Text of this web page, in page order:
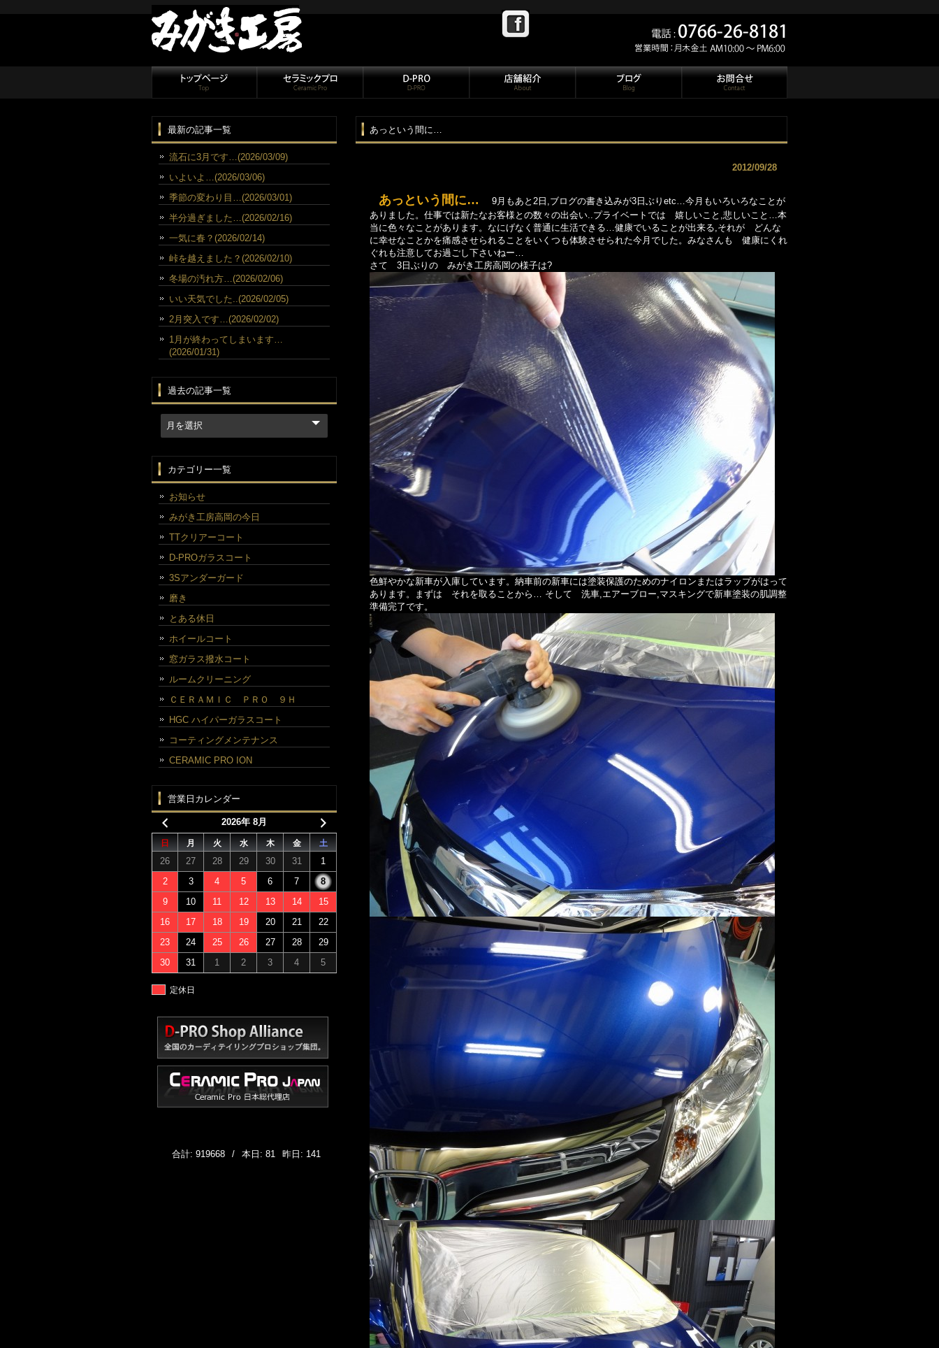
あっという間に…
2012/09/28
あっという間に…
9月もあと2日,ブログの書き込みが3日ぶりetc…今月もいろいろなことが
ありました。仕事では新たなお客様との数々の出会い..プライベートでは 嬉しいこと,悲しいこと…本
当に色々なことがあります。なにげなく普通に生活できる…健康でいることが出来る,それが どんな
に幸せなことかを痛感させられることをいくつも体験させられた今月でした。みなさんも 健康にくれ
ぐれも注意してお過ごし下さいねー…
さて 3日ぶりの みがき工房高岡の様子は?
色鮮やかな新車が入庫しています。納車前の新車には塗装保護のためのナイロンまたはラップがはって
あります。まずは それを取ることから… そして 洗車,エアーブロー,マスキングで新車塗装の肌調整
準備完了です。
最新の記事一覧
流石に3月です…(2026/03/09)
いよいよ…(2026/03/06)
季節の変わり目…(2026/03/01)
半分過ぎました…(2026/02/16)
一気に春？(2026/02/14)
峠を越えました？(2026/02/10)
冬場の汚れ方…(2026/02/06)
いい天気でした..(2026/02/05)
2月突入です…(2026/02/02)
1月が終わってしまいます…
(2026/01/31)
過去の記事一覧
カテゴリー一覧
お知らせ
みがき工房高岡の今日
TTクリアーコート
D-PROガラスコート
3Sアンダーガード
磨き
とある休日
ホイールコート
窓ガラス撥水コート
ルームクリーニング
ＣＥＲＡＭＩＣ ＰＲＯ ９Ｈ
HGC ハイパーガラスコート
コーティングメンテナンス
CERAMIC PRO ION
営業日カレンダー
2026年 8月
日 月 火 水 木 金 土
26 27 28 29 30 31
1
2
3 4 5 6 7
8
9
10 11 12 13 14
15
16
17 18 19 20 21
22
23
24 25 26 27 28
29
30
31 1 2 3 4 5
定休日
合計: 919668 / 本日: 81 昨日: 141